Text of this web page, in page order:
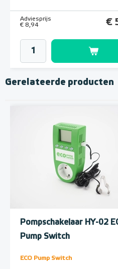
Adviesprijs
€ 8,94
€
Gerelateerde producten
Pompschakelaar HY-02
Pump Switch
ECO Pump Switch